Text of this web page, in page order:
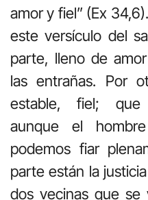
amor y fiel” (Ex
este versículo del
parte, lleno de
las entrañas. Por
estable, fiel; que
aunque el
podemos fiar
parte están la
dos vecinas que se